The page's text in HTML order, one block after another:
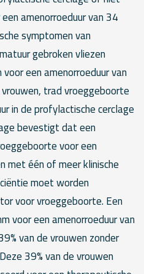
amenorroeduur van 34
symptomen van
gebroken vliezen
een amenorroeduur van
trad vroeggeboorte
in de profylactische cerclage
bevestigt dat een
voor een
met één of meer klinische
moet worden
voor vroeggeboorte. Een
voor een amenorroeduur van
van de vrouwen zonder
39% van de vrouwen